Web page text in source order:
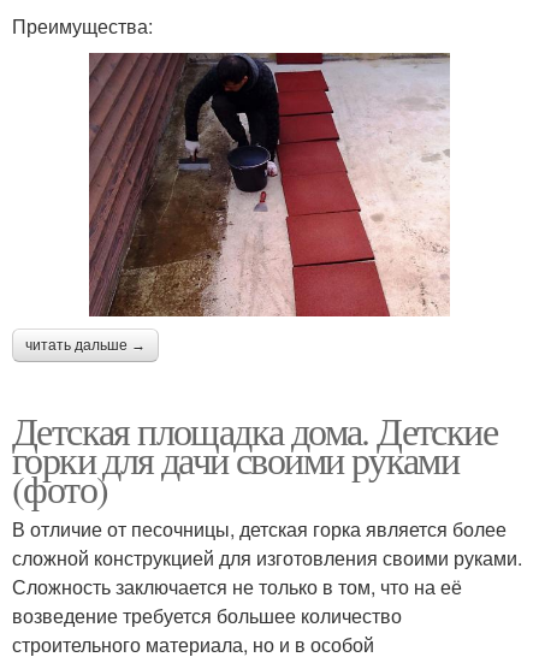
Преимущества:
читать дальше →
Детская площадка дома. Детские
горки для дачи своими руками
(фото)
В отличие от песочницы, детская горка является более
сложной конструкцией для изготовления своими руками.
Сложность заключается не только в том, что на её
возведение требуется большее количество
строительного материала, но и в особой